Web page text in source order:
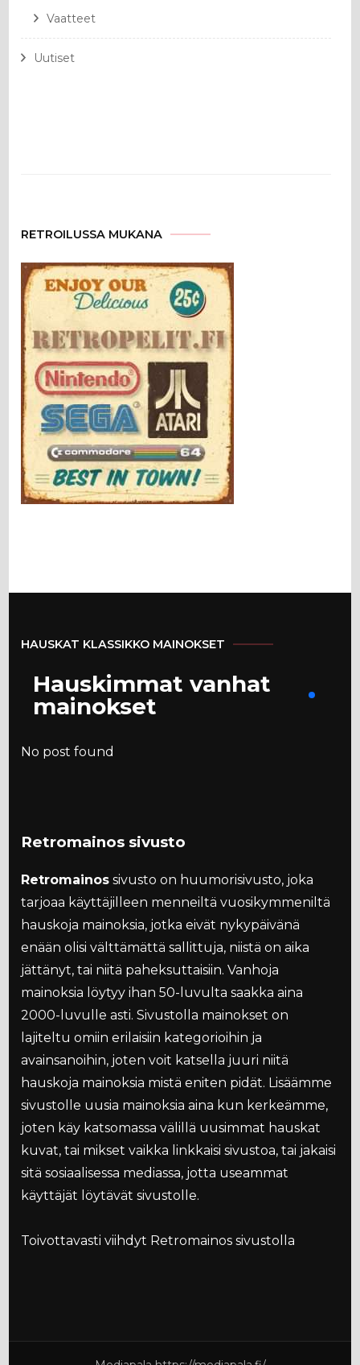
Vaatteet
Uutiset
RETROILUSSA MUKANA
HAUSKAT KLASSIKKO MAINOKSET
Hauskimmat vanhat
mainokset
No post found
Retromainos sivusto
Retromainos sivusto on huumorisivusto, joka
tarjoaa käyttäjilleen menneiltä vuosikymmeniltä
hauskoja mainoksia, jotka eivät nykypäivänä
enään olisi välttämättä sallittuja, niistä on aika
jättänyt, tai niitä paheksuttaisiin. Vanhoja
mainoksia löytyy ihan 50-luvulta saakka aina
2000-luvulle asti. Sivustolla mainokset on
lajiteltu omiin erilaisiin kategorioihin ja
avainsanoihin, joten voit katsella juuri niitä
hauskoja mainoksia mistä eniten pidät. Lisäämme
sivustolle uusia mainoksia aina kun kerkeämme,
joten käy katsomassa välillä uusimmat hauskat
kuvat, tai mikset vaikka linkkaisi sivustoa, tai jakaisi
sitä sosiaalisessa mediassa, jotta useammat
käyttäjät löytävät sivustolle.
Toivottavasti viihdyt Retromainos sivustolla